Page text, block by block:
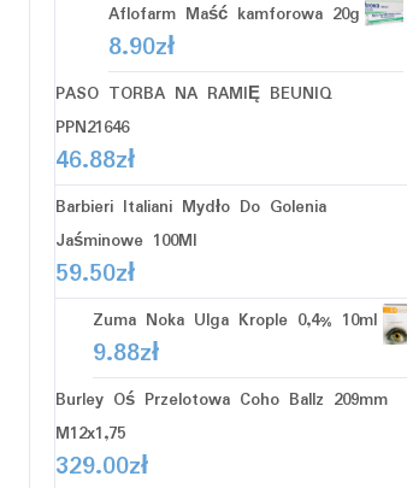
Aflofarm Maść kamforowa 20g
8.90zł
PASO TORBA NA RAMIĘ BEUNIQ
PPN21646
46.88zł
Barbieri Italiani Mydło Do Golenia
Jaśminowe 100Ml
59.50zł
Zuma Noka Ulga Krople 0,4% 10ml
9.88zł
Burley Oś Przelotowa Coho Ballz 209mm
M12x1,75
329.00zł